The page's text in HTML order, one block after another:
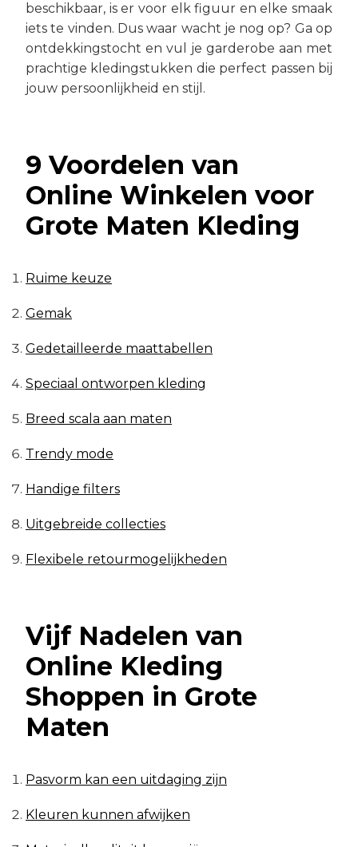
beschikbaar, is er voor elk figuur en elke smaak
iets te vinden. Dus waar wacht je nog op? Ga op
ontdekkingstocht en vul je garderobe aan met
prachtige kledingstukken die perfect passen bij
jouw persoonlijkheid en stijl.
9 Voordelen van
Online Winkelen voor
Grote Maten Kleding
Ruime keuze
Gemak
Gedetailleerde maattabellen
Speciaal ontworpen kleding
Breed scala aan maten
Trendy mode
Handige filters
Uitgebreide collecties
Flexibele retourmogelijkheden
Vijf Nadelen van
Online Kleding
Shoppen in Grote
Maten
Pasvorm kan een uitdaging zijn
Kleuren kunnen afwijken